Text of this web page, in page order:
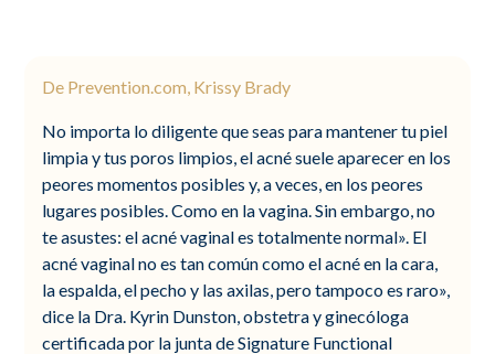
De Prevention.com, Krissy Brady
No importa lo diligente que seas para mantener tu piel
limpia y tus poros limpios, el acné suele aparecer en los
peores momentos posibles y, a veces, en los peores
lugares posibles. Como en la vagina. Sin embargo, no
te asustes: el acné vaginal es totalmente normal». El
acné vaginal no es tan común como el acné en la cara,
la espalda, el pecho y las axilas, pero tampoco es raro»,
dice la Dra. Kyrin Dunston, obstetra y ginecóloga
certificada por la junta de Signature Functional